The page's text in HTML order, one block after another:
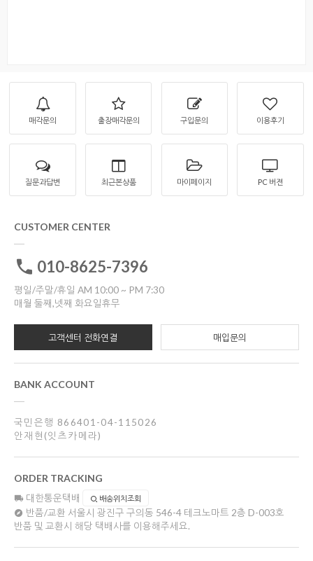
매각문의 출장매각문의 구입문의 이용후기
질문과답변 최근본상품 마이페이지 PC 버젼
CUSTOMER CENTER
010-8625-7396
평일/주말/휴일 AM 10:00 ~ PM 7:30
매월 둘째,넷째 화요일휴무
고객센터 전화연결 매입문의
BANK ACCOUNT
국민은행 866401-04-115026
안재현(잇츠카메라)
ORDER TRACKING
대한통운택배 배송위치조회
반품/교환 서울시 광진구 구의동 546-4 테크노마트 2층 D-003호
반품 및 교환시 해당 택배사를 이용해주세요.